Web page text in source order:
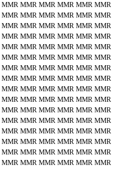
MMR MMR MMR MMR MMR MMR
MMR MMR MMR MMR MMR MMR
MMR MMR MMR MMR MMR MMR
MMR MMR MMR MMR MMR MMR
MMR MMR MMR MMR MMR MMR
MMR MMR MMR MMR MMR MMR
MMR MMR MMR MMR MMR MMR
MMR MMR MMR MMR MMR MMR
MMR MMR MMR MMR MMR MMR
MMR MMR MMR MMR MMR MMR
MMR MMR MMR MMR MMR MMR
MMR MMR MMR MMR MMR MMR
MMR MMR MMR MMR MMR MMR
MMR MMR MMR MMR MMR MMR
MMR MMR MMR MMR MMR MMR
MMR MMR MMR MMR MMR MMR